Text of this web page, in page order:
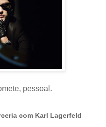
pessoal.
com Karl Lagerfeld